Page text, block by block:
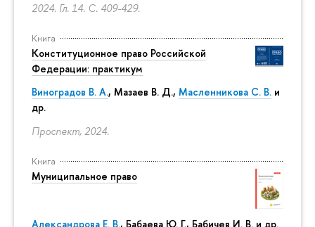
2024. Гл. 14. С. 409-429.
Книга
Конституционное право Российской
Федерации: практикум
Виноградов В. А., Мазаев В. Д., Масленникова С. В. и
др.
Проспект, 2024.
Книга
Муниципальное право
Александрова Е. В., Бабаева Ю. Г., Бабичев И. В. и др.